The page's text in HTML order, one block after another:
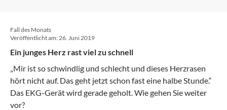
Fall des Monats
Veröffentlicht am:26. Juni 2019
Ein junges Herz rast viel zu schnell
„Mir ist so schwindlig und schlecht und dieses Herzrasen
hört nicht auf. Das geht jetzt schon fast eine halbe Stunde.“
Das EKG-Gerät wird gerade geholt. Wie gehen Sie weiter
vor?